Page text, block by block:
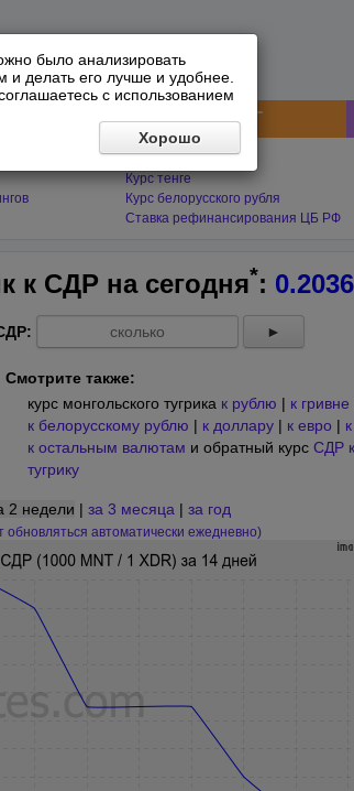
было анализировать
и делать его лучше и удобнее.
с использованием
Хорошо
ФИНАНСЫ СНГ
Курс гривны
Курс тенге
Курс белорусского рубля
Ставка рефинансирования ЦБ РФ
к СДР на сегодня*: 0.2036
►
Смотрите также:
курс монгольского тугрика к рублю | к гривне
к белорусскому рублю | к доллару | к евро |
к остальным валютам и обратный курс СДР
тугрику
2 недели | за 3 месяца | за год
обновляться автоматически ежедневно)